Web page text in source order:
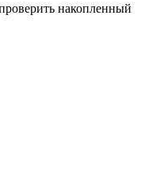
накопленный